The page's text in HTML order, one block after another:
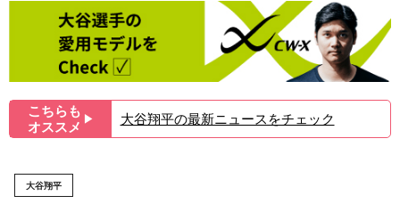
こちらも
オススメ ▶︎ 大谷翔平の最新ニュースをチェック
大谷翔平